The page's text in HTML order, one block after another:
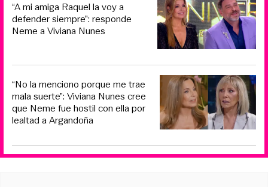
“A mi amiga Raquel la voy a
defender siempre”: responde
Neme a Viviana Nunes
“No la menciono porque me trae
mala suerte”: Viviana Nunes cree
que Neme fue hostil con ella por
lealtad a Argandoña